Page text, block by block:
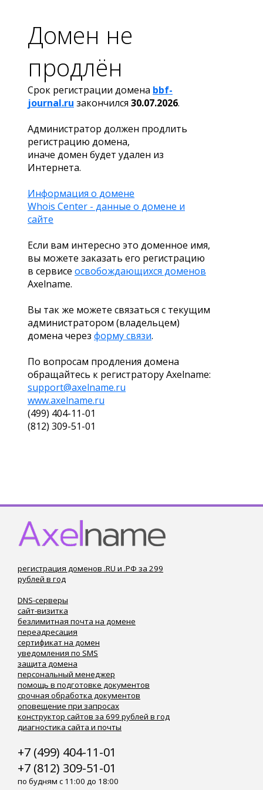
Домен не
продлён
Срок регистрации домена bbf-
journal.ru закончился 30.07.2026.
Администратор должен продлить
регистрацию домена,
иначе домен будет удален из
Интернета.
Информация о домене
Whois Center - данные о домене и
сайте
Если вам интересно это доменное имя,
вы можете заказать его регистрацию
в сервисе освобождающихся доменов
Axelname.
Вы так же можете связаться с текущим
администратором (владельцем)
домена через форму связи.
По вопросам продления домена
обращайтесь к регистратору Axelname:
support@axelname.ru
www.axelname.ru
(499) 404-11-01
(812) 309-51-01
регистрация доменов .RU и .РФ за 299
рублей в год
DNS-серверы
сайт-визитка
безлимитная почта на домене
переадресация
сертификат на домен
уведомления по SMS
защита домена
персональный менеджер
помощь в подготовке документов
срочная обработка документов
оповещение при запросах
конструктор сайтов за 699 рублей в год
диагностика сайта и почты
+7 (499) 404-11-01
+7 (812) 309-51-01
по будням с 11:00 до 18:00